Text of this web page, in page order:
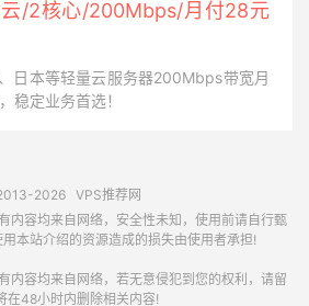
/2核心/200Mbps/月付28元
日本等轻量云服务器200Mbps带宽月
稳定业务首选！
2026 VPS推荐网
内容均来自网络，安全性未知，使用前请自行甄
本站介绍的资源造成的损失由使用者承担!
内容均来自网络，若无意侵犯到您的权利，请留
在48小时内删除相关内容!